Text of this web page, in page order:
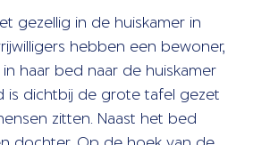
gezellig in de huiskamer in
hebben een bewoner,
haar bed naar de huiskamer
is dichtbij de grote tafel gezet
zitten. Naast het bed